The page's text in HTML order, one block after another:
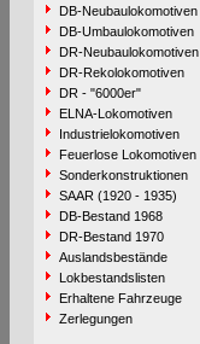
DB-Neubaulokomotiven
DB-Umbaulokomotiven
DR-Neubaulokomotiven
DR-Rekolokomotiven
DR - "6000er"
ELNA-Lokomotiven
Industrielokomotiven
Feuerlose Lokomotiven
Sonderkonstruktionen
SAAR (1920 - 1935)
DB-Bestand 1968
DR-Bestand 1970
Auslandsbestände
Lokbestandslisten
Erhaltene Fahrzeuge
Zerlegungen